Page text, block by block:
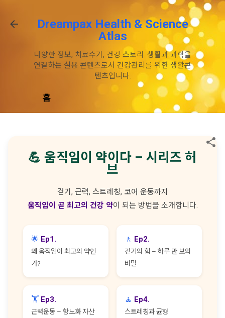
Dreampax Health & Science
Atlas
다양한 정보, 치료수기, 건강 스토리. 생활과 과학을
연결하는 실용 콘텐츠로서 건강관리를 위한 생활콘
텐츠입니다.
홈
💪 움직임이 약이다 – 시리즈 허
브
걷기, 근력, 스트레칭, 코어 운동까지
움직임이 곧 최고의 건강 약이 되는 방법을 소개합니다.
🌟 Ep1.
왜 움직임이 최고의 약인
가?
🚶 Ep2.
걷기의 힘 – 하루 만 보의
비밀
🏋️ Ep3.
근력운동 – 항노화 자산
🧘 Ep4.
스트레칭과 균형